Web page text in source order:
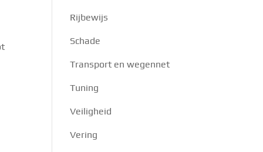
Rijbewijs
Schade
Transport en wegennet
Tuning
Veiligheid
Vering